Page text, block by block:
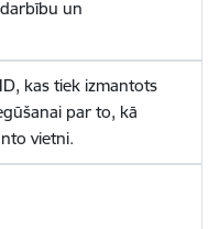
un
kas tiek izmantots
par to, kā
vietni.